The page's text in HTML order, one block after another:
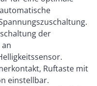
der
Ruftaste mit
einstellbar.